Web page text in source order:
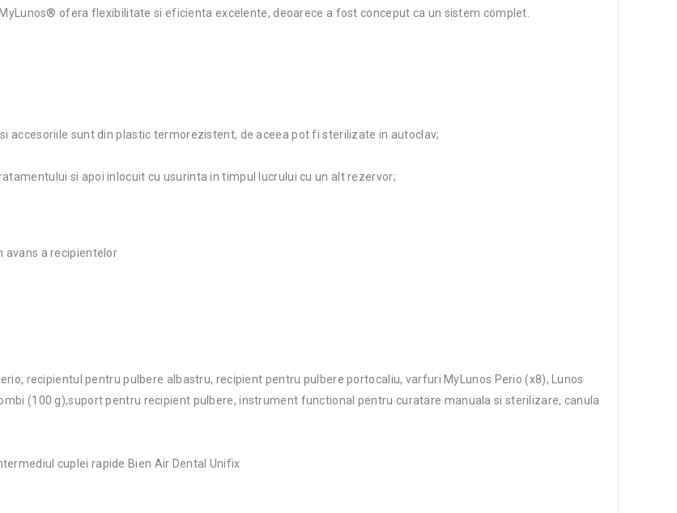
ofera flexibilitate si eficienta excelente, deoarece a fost conceput ca un sistem complet.
accesoriile sunt din plastic termorezistent, de aceea pot fi sterilizate in autoclav;
si apoi inlocuit cu usurinta in timpul lucrului cu un alt rezervor;
avans a recipientelor
recipientul pentru pulbere albastru, recipient pentru pulbere portocaliu, varfuri MyLunos Perio (x8), Lunos
(100 g),suport pentru recipient pulbere, instrument functional pentru curatare manuala si sterilizare, canula
cuplei rapide Bien Air Dental Unifix